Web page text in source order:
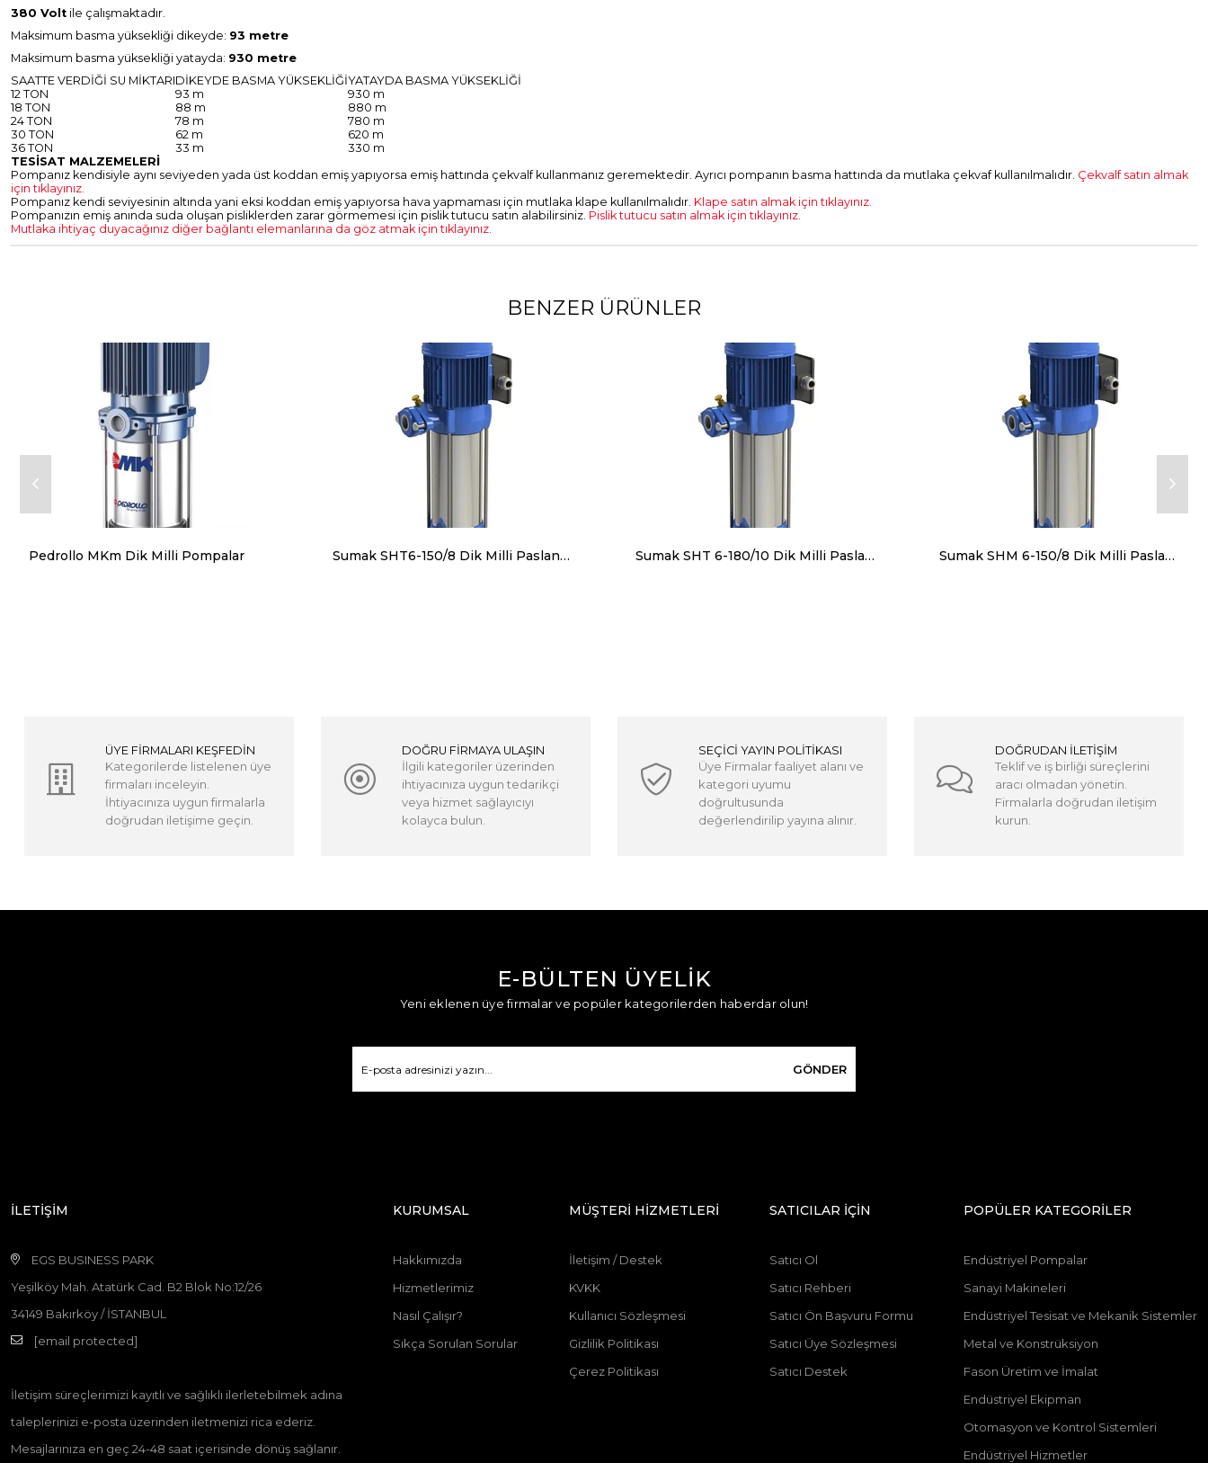
380 Volt ile çalışmaktadır.
Maksimum basma yüksekliği dikeyde: 93 metre
Maksimum basma yüksekliği yatayda: 930 metre
SAATTE VERDİĞİ SU MİKTARIDİKEYDE BASMA YÜKSEKLİĞİYATAYDA BASMA YÜKSEKLİĞİ
12 TON
93 m
930 m
18 TON
88 m
880 m
24 TON
78 m
780 m
30 TON
62 m
620 m
36 TON
33 m
330 m
TESİSAT MALZEMELERİ
Pompanız kendisiyle aynı seviyeden yada üst koddan emiş yapıyorsa emiş hattında çekvalf kullanmanız geremektedir. Ayrıcı pompanın basma hattında da mutlaka çekvaf kullanılmalıdır. Çekvalf satın almak
için tıklayınız.
Pompanız kendi seviyesinin altında yani eksi koddan emiş yapıyorsa hava yapmaması için mutlaka klape kullanılmalıdır. Klape satın almak için tıklayınız.
Pompanızın emiş anında suda oluşan pisliklerden zarar görmemesi için pislik tutucu satın alabilirsiniz. Pislik tutucu satın almak için tıklayınız.
Mutlaka ihtiyaç duyacağınız diğer bağlantı elemanlarına da göz atmak için tıklayınız.
BENZER ÜRÜNLER
Pedrollo MKm Dik Milli Pompalar Sumak SHT6-150/8 Dik Milli Paslanmaz Gövdeli Kademeli Pompa Sumak SHT 6-180/10 Dik Milli Paslanmaz Gövdeli Kademeli Pompa Sumak SHM 6-150/8 Dik Milli Paslanmaz Gövdeli Kademeli Pompa
ÜYE FİRMALARI KEŞFEDİN
Kategorilerde listelenen üye
firmaları inceleyin.
İhtiyacınıza uygun firmalarla
doğrudan iletişime geçin.
DOĞRU FİRMAYA ULAŞIN
İlgili kategoriler üzerinden
ihtiyacınıza uygun tedarikçi
veya hizmet sağlayıcıyı
kolayca bulun.
SEÇİCİ YAYIN POLİTİKASI
Üye Firmalar faaliyet alanı ve
kategori uyumu
doğrultusunda
değerlendirilip yayına alınır.
DOĞRUDAN İLETİŞİM
Teklif ve iş birliği süreçlerini
aracı olmadan yönetin.
Firmalarla doğrudan iletişim
kurun.
E-BÜLTEN ÜYELİK
Yeni eklenen üye firmalar ve popüler kategorilerden haberdar olun!
GÖNDER
İLETİŞİM
EGS BUSINESS PARK
Yeşilköy Mah. Atatürk Cad. B2 Blok No:12/26
34149 Bakırköy / İSTANBUL
[email protected]
İletişim süreçlerimizi kayıtlı ve sağlıklı ilerletebilmek adına
taleplerinizi e-posta üzerinden iletmenizi rica ederiz.
Mesajlarınıza en geç 24-48 saat içerisinde dönüş sağlanır.
KURUMSAL
Hakkımızda
Hizmetlerimiz
Nasıl Çalışır?
Sıkça Sorulan Sorular
MÜŞTERİ HİZMETLERİ
İletişim / Destek
KVKK
Kullanıcı Sözleşmesi
Gizlilik Politikası
Çerez Politikası
SATICILAR İÇİN
Satıcı Ol
Satıcı Rehberi
Satıcı Ön Başvuru Formu
Satıcı Üye Sözleşmesi
Satıcı Destek
POPÜLER KATEGORİLER
Endüstriyel Pompalar
Sanayi Makineleri
Endüstriyel Tesisat ve Mekanik Sistemler
Metal ve Konstrüksiyon
Fason Üretim ve İmalat
Endüstriyel Ekipman
Otomasyon ve Kontrol Sistemleri
Endüstriyel Hizmetler